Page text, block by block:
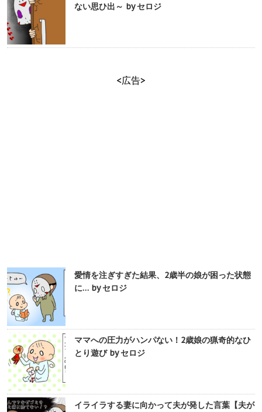
ない思ひ出～ by セロジ
<広告>
愛情を注ぎすぎた結果、2歳半の娘が困った状態
に… by セロジ
ママへの圧力がハンパない！2歳娘の猟奇的なひ
とり遊び by セロジ
イライラする妻に向かって夫が発した言葉【夫が